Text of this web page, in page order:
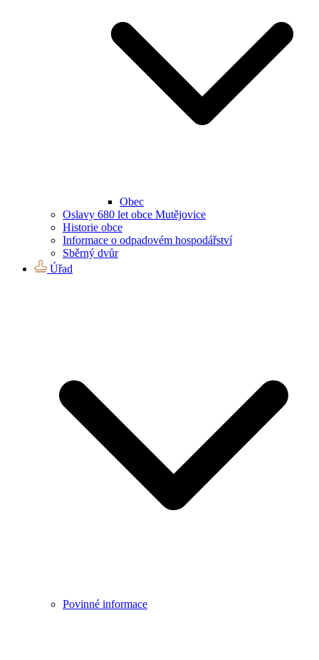
Obec
Oslavy 680 let obce Mutějovice
Historie obce
Informace o odpadovém hospodářství
Sběrný dvůr
Úřad
Povinné informace